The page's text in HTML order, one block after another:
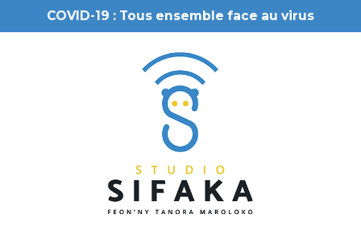
COVID-19 : Tous ensemble face au virus